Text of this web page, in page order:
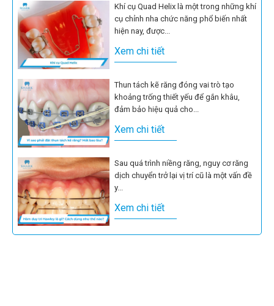
Khí cụ Quad Helix là một trong những khí
cụ chỉnh nha chức năng phổ biến nhất
hiện nay, được...
Xem chi tiết
Thun tách kẽ răng đóng vai trò tạo
khoảng trống thiết yếu để gắn khâu,
đảm bảo hiệu quả cho...
Xem chi tiết
Sau quá trình niềng răng, nguy cơ răng
dịch chuyển trở lại vị trí cũ là một vấn đề
y...
Xem chi tiết